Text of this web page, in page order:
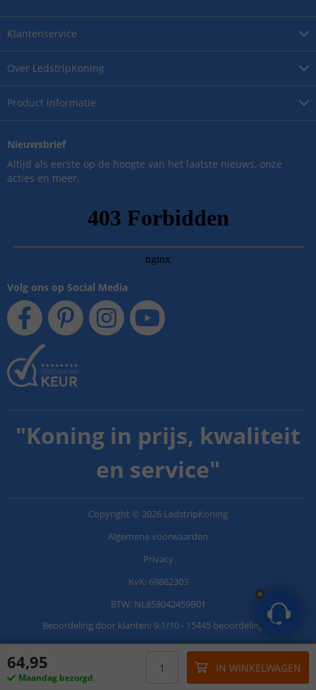
64,95
Maandag bezorgd
IN WINKELWAGEN
Over LedstripKoning
Product informatie
Klantenservice
Nieuwsbrief
Altijd als eerste op de hoogte van het laatste nieuws, onze
acties en meer.
Volg ons op Social Media
"Koning in prijs, kwaliteit
en service"
Copyright © 2026 LedstripKoning
Algemene voorwaarden
Privacy
KvK: 69862303
BTW: NL858042459B01
Beoordeling door klanten: 9.1/10- 15445 beoordelingen